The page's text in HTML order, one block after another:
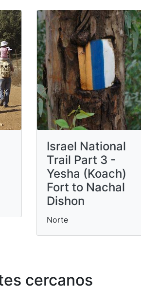
Israel National
Trail Part 3 -
Yesha (Koach)
Fort to Nachal
Dishon
Norte
cercanos